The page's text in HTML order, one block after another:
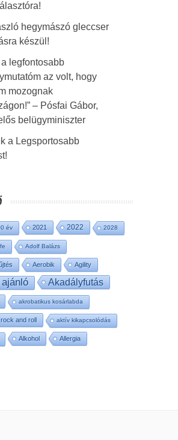
hegymászó gleccser
készül!
a legfontosabb
az volt, hogy
mozognak
– Pósfai Gábor,
belügyminiszter
a Legsportosabb
év 2021 2022 2028
Adolf Balázs
Aerobik Agility
ajánló Akadályfutás
akrobatikus kosárlabda
and roll aktív kikapcsolódás
Alkohol Allergia